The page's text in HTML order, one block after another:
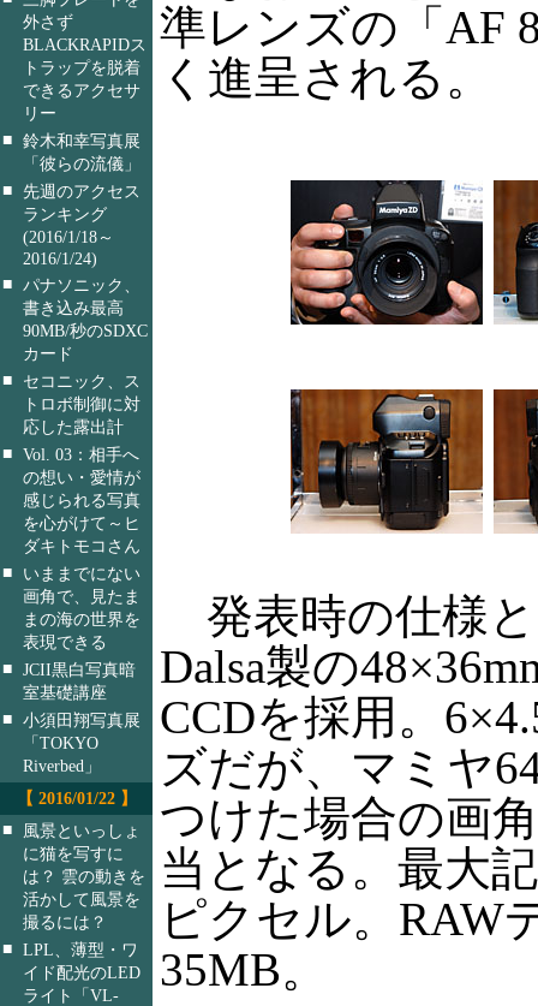
外さず
BLACKRAPIDス
トラップを脱着
できるアクセサ
リー
■ 鈴木和幸写真展
「彼らの流儀」
■ 先週のアクセス
ランキング
(2016/1/18～
2016/1/24)
■ パナソニック、
書き込み最高
90MB/秒のSDXC
カード
■
セコニック、ス
トロボ制御に対
応した露出計
■ Vol. 03：相手へ
の想い・愛情が
感じられる写真
を心がけて～ヒ
ダキトモコさん
■
いままでにない
画角で、見たま
まの海の世界を
表現できる
■ JCII黒白写真暗
室基礎講座
■ 小須田翔写真展
「TOKYO
Riverbed」
【 2016/01/22 】
■
風景といっしょ
に猫を写すに
は？ 雲の動きを
活かして風景を
撮るには？
■ LPL、薄型・ワ
イド配光のLED
ライト「VL-
準レンズの「AF
く進呈される。
発表時の仕様
Dalsa製の
CCDを採用。
ズだが、マミヤ
つけた場合の画
当となる。最大
ピクセル。RAW
35MB。